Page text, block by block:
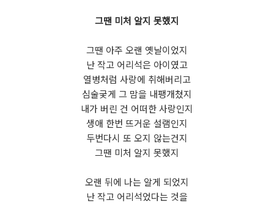
그땐 미처 알지 못했지
그땐 아주 오랜 옛날이었지
난 작고 어리석은 아이였고
열병처럼 사랑에 취해버리고
심술궂게 그 맘을 내팽개쳤지
내가 버린 건 어떠한 사랑인지
생애 한번 뜨거운 설램인지
두번다시 또 오지 않는건지
그땐 미처 알지 못했지
오랜 뒤에 나는 알게 되었지
난 작고 어리석었다는 것을